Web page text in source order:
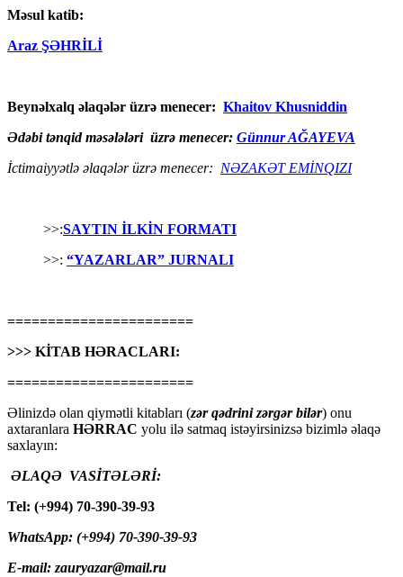
Məsul katib:
Araz ŞƏHRİLİ
Beynəlxalq əlaqələr üzrə menecer: Khaitov Khusniddin
Ədəbi tənqid məsələləri üzrə menecer: Günnur AĞAYEVA
İctimaiyyətlə əlaqələr üzrə menecer: NƏZAKƏT EMİNQIZI
>>:SAYTIN İLKİN FORMATI
>>: “YAZARLAR” JURNALI
=======================
>>> KİTAB HƏRACLARI:
=======================
Əlinizdə olan qiymətli kitabları (zər qədrini zərgər bilər) onu
axtaranlara HƏRRAC yolu ilə satmaq istəyirsinizsə bizimlə əlaqə
saxlayın:
ƏLAQƏ VASİTƏLƏRİ:
Tel: (+994) 70-390-39-93
WhatsApp: (+994) 70-390-39-93
E-mail: zauryazar@mail.ru